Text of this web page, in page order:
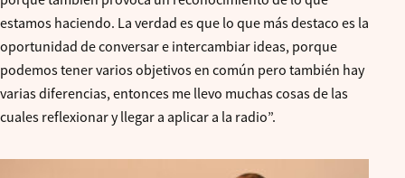
estamos haciendo. La verdad es que lo que más destaco es la
oportunidad de conversar e intercambiar ideas, porque
podemos tener varios objetivos en común pero también hay
varias diferencias, entonces me llevo muchas cosas de las
cuales reflexionar y llegar a aplicar a la radio”.